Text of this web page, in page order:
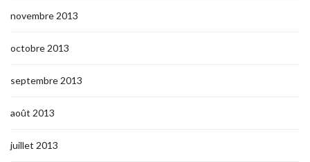
novembre 2013
octobre 2013
septembre 2013
août 2013
juillet 2013